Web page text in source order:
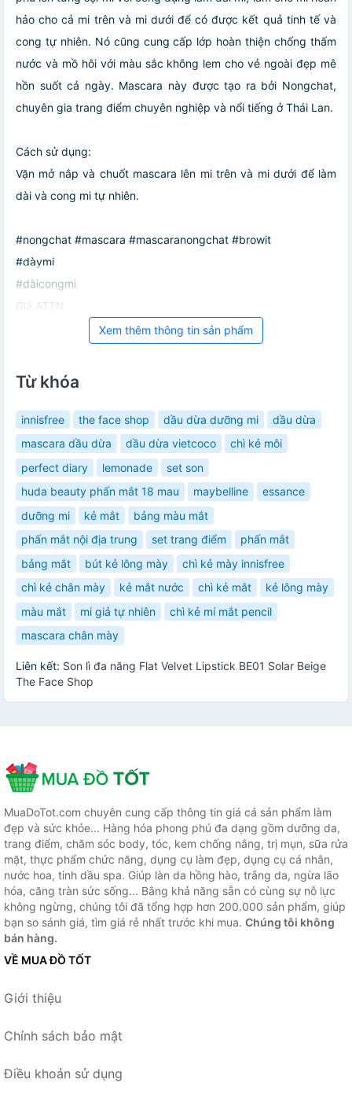
hảo cho cả mi trên và mi dưới để có được kết quả tinh tế và
cong tự nhiên. Nó cũng cung cấp lớp hoàn thiện chống thấm
nước và mồ hôi với màu sắc không lem cho vẻ ngoài đẹp mê
hồn suốt cả ngày. Mascara này được tạo ra bởi Nongchat,
chuyên gia trang điểm chuyên nghiệp và nổi tiếng ở Thái Lan.
Cách sử dụng:
Vặn mở nắp và chuốt mascara lên mi trên và mi dưới để làm
dài và cong mi tự nhiên.
#nongchat #mascara #mascaranongchat #browit
#dàymi
#dàicongmi
Giá ATTN
Xem thêm thông tin sản phẩm
Từ khóa
innisfree the face shop dầu dừa dưỡng mi
dầu dừa
mascara dầu dừa
dầu dừa vietcoco
chì kẻ môi
perfect diary
lemonade
set son
huda beauty phấn mắt 18 mau
maybelline
essance
dưỡng mi
kẻ mắt
bảng màu mắt
phấn mắt nội địa trung
set trang điểm
phấn mắt
bảng mắt
bút kẻ lông mày
chì kẻ mày innisfree
chì kẻ chân mày
kẻ mắt nước chì kẻ mắt
kẻ lông mày
màu mắt
mi giả tự nhiên
chì kẻ mí mắt pencil
mascara chân mày
Liên kết: Son lì đa năng Flat Velvet Lipstick BE01 Solar Beige
The Face Shop
MuaDoTot.com chuyên cung cấp thông tin giá cả sản phẩm làm
đẹp và sức khỏe... Hàng hóa phong phú đa dạng gồm dưỡng da,
trang điểm, chăm sóc body, tóc, kem chống nắng, trị mụn, sữa rửa
mặt, thực phẩm chức năng, dụng cụ làm đẹp, dụng cụ cá nhân,
nước hoa, tinh dầu spa. Giúp làn da hồng hào, trắng da, ngừa lão
hóa, căng tràn sức sống... Bằng khả năng sẵn có cùng sự nỗ lực
không ngừng, chúng tôi đã tổng hợp hơn 200.000 sản phẩm, giúp
bạn so sánh giá, tìm giá rẻ nhất trước khi mua. Chúng tôi không
bán hàng.
VỀ MUA ĐỒ TỐT
Giới thiệu
Chính sách bảo mật
Điều khoản sử dụng